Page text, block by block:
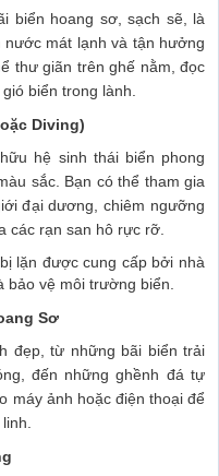
biển hoang sơ, sạch sẽ, là
mát lạnh và tận hưởng
thư giãn trên ghế nằm, đọc
biển trong lành.
Diving)
hệ sinh thái biển phong
sắc. Bạn có thể tham gia
đại dương, chiêm ngưỡng
các rạn san hô rực rỡ.
lặn được cung cấp bởi nhà
vệ môi trường biển.
Sơ
đẹp, từ những bãi biển trải
đến những ghềnh đá tự
máy ảnh hoặc điện thoại để